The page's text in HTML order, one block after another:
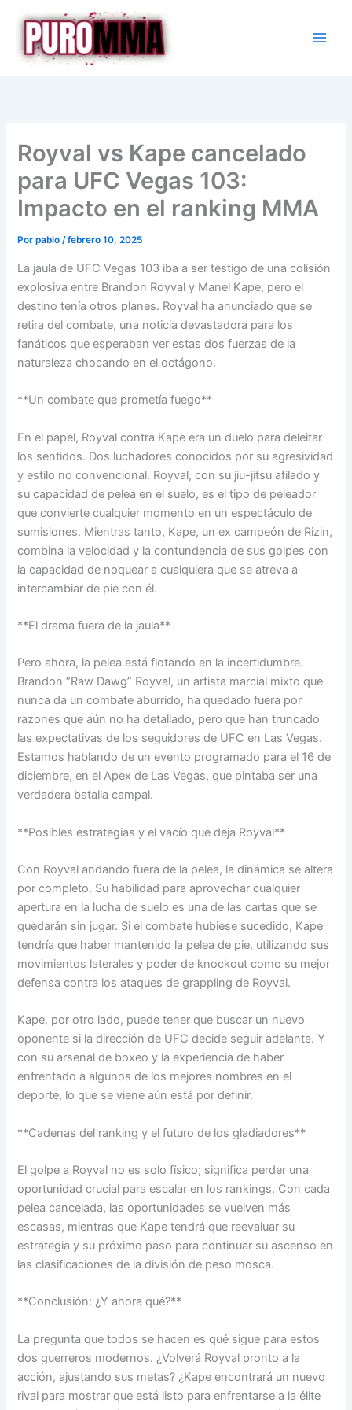
contenido
Royval vs Kape cancelado
para UFC Vegas 103:
Impacto en el ranking MMA
Porpablo/febrero 10, 2025
La jaula de UFC Vegas 103 iba a ser testigo de una colisión
explosiva entre Brandon Royval y Manel Kape, pero el
destino tenía otros planes. Royval ha anunciado que se
retira del combate, una noticia devastadora para los
fanáticos que esperaban ver estas dos fuerzas de la
naturaleza chocando en el octágono.
**Un combate que prometía fuego**
En el papel, Royval contra Kape era un duelo para deleitar
los sentidos. Dos luchadores conocidos por su agresividad
y estilo no convencional. Royval, con su jiu-jitsu afilado y
su capacidad de pelea en el suelo, es el tipo de peleador
que convierte cualquier momento en un espectáculo de
sumisiones. Mientras tanto, Kape, un ex campeón de Rizin,
combina la velocidad y la contundencia de sus golpes con
la capacidad de noquear a cualquiera que se atreva a
intercambiar de pie con él.
**El drama fuera de la jaula**
Pero ahora, la pelea está flotando en la incertidumbre.
Brandon “Raw Dawg” Royval, un artista marcial mixto que
nunca da un combate aburrido, ha quedado fuera por
razones que aún no ha detallado, pero que han truncado
las expectativas de los seguidores de UFC en Las Vegas.
Estamos hablando de un evento programado para el 16 de
diciembre, en el Apex de Las Vegas, que pintaba ser una
verdadera batalla campal.
**Posibles estrategias y el vacío que deja Royval**
Con Royval andando fuera de la pelea, la dinámica se altera
por completo. Su habilidad para aprovechar cualquier
apertura en la lucha de suelo es una de las cartas que se
quedarán sin jugar. Si el combate hubiese sucedido, Kape
tendría que haber mantenido la pelea de pie, utilizando sus
movimientos laterales y poder de knockout como su mejor
defensa contra los ataques de grappling de Royval.
Kape, por otro lado, puede tener que buscar un nuevo
oponente si la dirección de UFC decide seguir adelante. Y
con su arsenal de boxeo y la experiencia de haber
enfrentado a algunos de los mejores nombres en el
deporte, lo que se viene aún está por definir.
**Cadenas del ranking y el futuro de los gladiadores**
El golpe a Royval no es solo físico; significa perder una
oportunidad crucial para escalar en los rankings. Con cada
pelea cancelada, las oportunidades se vuelven más
escasas, mientras que Kape tendrá que reevaluar su
estrategia y su próximo paso para continuar su ascenso en
las clasificaciones de la división de peso mosca.
**Conclusión: ¿Y ahora qué?**
La pregunta que todos se hacen es qué sigue para estos
dos guerreros modernos. ¿Volverá Royval pronto a la
acción, ajustando sus metas? ¿Kape encontrará un nuevo
rival para mostrar que está listo para enfrentarse a la élite